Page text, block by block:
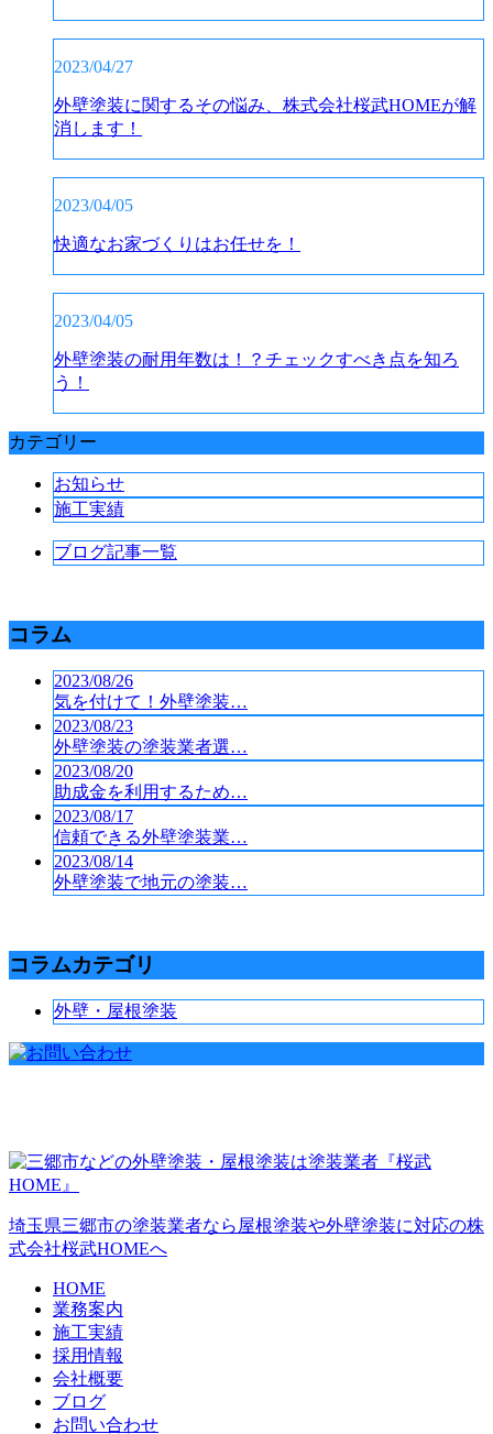
2023/04/27
外壁塗装に関するその悩み、株式会社桜武HOMEが解
消します！
2023/04/05
快適なお家づくりはお任せを！
2023/04/05
外壁塗装の耐用年数は！？チェックすべき点を知ろ
う！
カテゴリー
お知らせ
施工実績
ブログ記事一覧
コラム
2023/08/26
気を付けて！外壁塗装…
2023/08/23
外壁塗装の塗装業者選…
2023/08/20
助成金を利用するため…
2023/08/17
信頼できる外壁塗装業…
2023/08/14
外壁塗装で地元の塗装…
コラムカテゴリ
外壁・屋根塗装
埼玉県三郷市の塗装業者なら屋根塗装や外壁塗装に対応の株
式会社桜武HOMEへ
HOME
業務案内
施工実績
採用情報
会社概要
ブログ
お問い合わせ